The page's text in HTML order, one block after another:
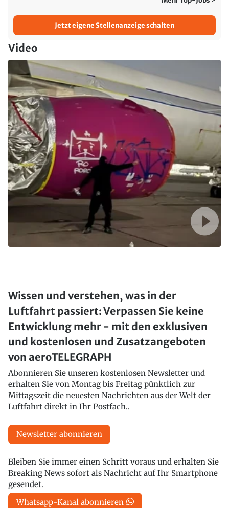
Jetzt eigene Stellenanzeige schalten
Video
Wissen und verstehen, was in der
Luftfahrt passiert: Verpassen Sie keine
Entwicklung mehr - mit den exklusiven
und kostenlosen und Zusatzangeboten
von aeroTELEGRAPH
Abonnieren Sie unseren kostenlosen Newsletter und
erhalten Sie von Montag bis Freitag pünktlich zur
Mittagszeit die neuesten Nachrichten aus der Welt der
Luftfahrt direkt in Ihr Postfach..
Newsletter abonnieren
Bleiben Sie immer einen Schritt voraus und erhalten Sie
Breaking News sofort als Nachricht auf Ihr Smartphone
gesendet.
Whatsapp-Kanal abonnieren